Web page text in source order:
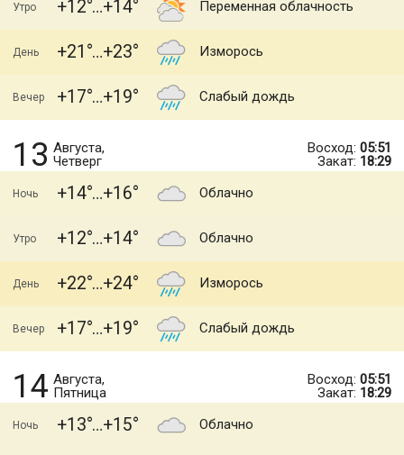
Утро +12 +14 Переменная облачность
День +21 +23 Изморось
Вечер +17 +19 Слабый дождь
13 Августа,
Четверг
Восход: 05:51
Закат: 18:29
Ночь +14 +16 Облачно
Утро +12 +14 Облачно
День +22 +24 Изморось
Вечер +17 +19 Слабый дождь
14 Августа,
Пятница
Восход: 05:51
Закат: 18:29
Ночь +13 +15 Облачно